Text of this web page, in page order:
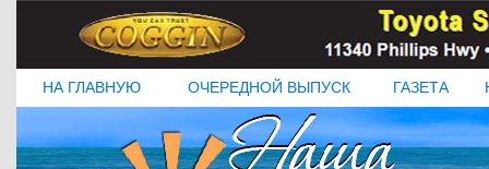
НА ГЛАВНУЮ ОЧЕРЕДНОЙ ВЫПУСК ГАЗЕТА